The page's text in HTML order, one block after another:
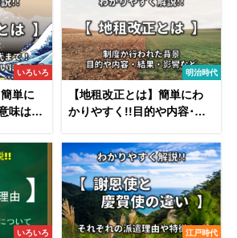
いろいろ
単に
味は？
明治時代
【地租改正とは】簡単にわ
かりやすく!!目的や内容･結
いろいろ 江戸時代